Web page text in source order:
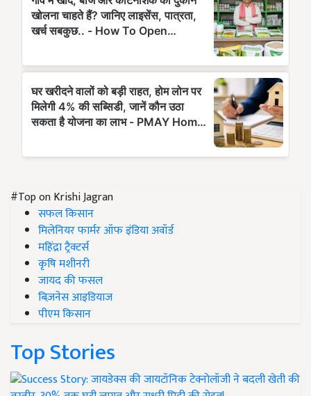
#Top on Krishi Jagran
सफल किसान
मिलेनियर फार्मर ऑफ इंडिया अवॉर्ड
महिंद्रा ट्रैक्टर्स
कृषि मशीनरी
जायद की फसल
बिज़नेस आइडियाज
पीएम किसान
Top Stories